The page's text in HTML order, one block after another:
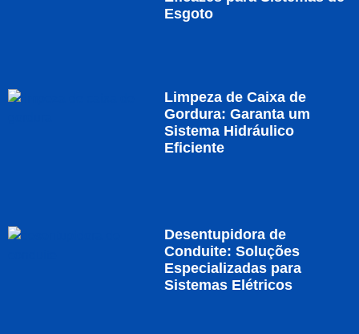
Esgoto
Limpeza de Caixa de
Gordura: Garanta um
Sistema Hidráulico
Eficiente
Desentupidora de
Conduite: Soluções
Especializadas para
Sistemas Elétricos